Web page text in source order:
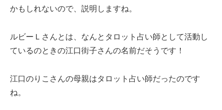
かもしれないので、説明しますね。
ルビーＬさんとは、なんとタロット占い師として活動し
ているのときの江口街子さんの名前だそうです！
江口のりこさんの母親はタロット占い師だったのです
ね。